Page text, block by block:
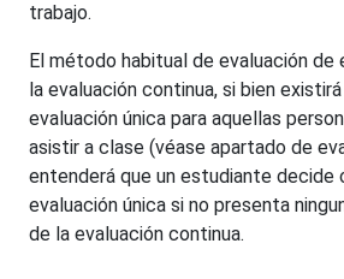
trabajo.
El método habitual de evaluación de
la evaluación continua, si bien
evaluación única para aquellas
asistir a clase (véase apartado de
entenderá que un estudiante decide
evaluación única si no presenta
de la evaluación continua.